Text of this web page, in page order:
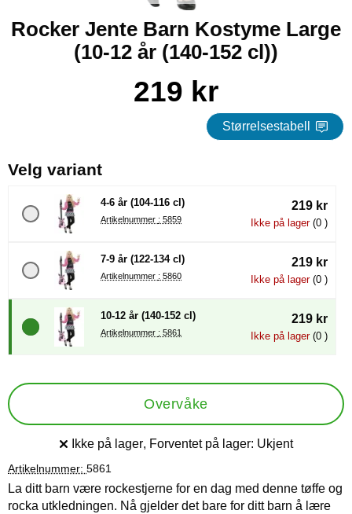
Rocker Jente Barn Kostyme Large
(10-12 år (140-152 cl))
Handle dette produktet, Rocker Jente Barn Kostyme Large
pris
219 kr
Størrelsestabell
Velg variant, (å velge en ny radioknapp vil
4-6 år (104-116 cl)
Artikelnummer : 5859
219 kr
Ikke på lager(0 )
7-9 år (122-134 cl)
Artikelnummer : 5860
219 kr
Ikke på lager(0 )
10-12 år (140-152 cl)
Artikelnummer : 5861
219 kr
Ikke på lager(0 )
Overvåke
Produkttilgjengelighet:
Ikke på lager, Forventet på lager: Ukjent
Artikelnummer: 5861
La ditt barn være rockestjerne for en dag med denne tøffe og
rocka utkledningen. Nå gjelder det bare for ditt barn å lære